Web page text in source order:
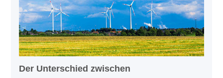
Der Unterschied zwischen